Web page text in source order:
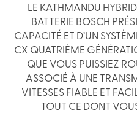
LE KATHMANDU
BATTERIE BOSCH
CAPACITÉ ET D’UN
CX QUATRIÈME
QUE VOUS PUISSIEZ
ASSOCIÉ À UNE
VITESSES FIABLE ET
TOUT CE DONT